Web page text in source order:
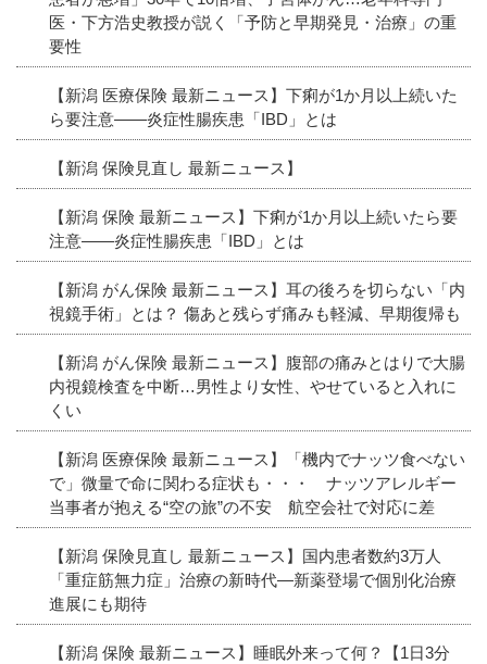
医・下方浩史教授が説く「予防と早期発見・治療」の重
要性
【新潟 医療保険 最新ニュース】下痢が1か月以上続いた
ら要注意――炎症性腸疾患「IBD」とは
【新潟 保険見直し 最新ニュース】
【新潟 保険 最新ニュース】下痢が1か月以上続いたら要
注意――炎症性腸疾患「IBD」とは
【新潟 がん保険 最新ニュース】耳の後ろを切らない「内
視鏡手術」とは？ 傷あと残らず痛みも軽減、早期復帰も
【新潟 がん保険 最新ニュース】腹部の痛みとはりで大腸
内視鏡検査を中断…男性より女性、やせていると入れに
くい
【新潟 医療保険 最新ニュース】「機内でナッツ食べない
で」微量で命に関わる症状も・・・ ナッツアレルギー
当事者が抱える“空の旅”の不安 航空会社で対応に差
【新潟 保険見直し 最新ニュース】国内患者数約3万人
「重症筋無力症」治療の新時代―新薬登場で個別化治療
進展にも期待
【新潟 保険 最新ニュース】睡眠外来って何？【1日3分